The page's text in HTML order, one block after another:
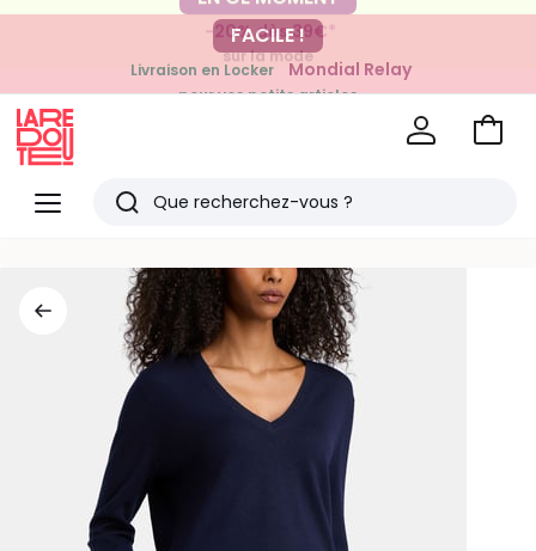
-20% dès 39€*
sur la mode
FACILE !
Livraison en Locker Mondial Relay
pour vos petits articles
Menu
Redoute
Rechercher
articles
vus
Voir